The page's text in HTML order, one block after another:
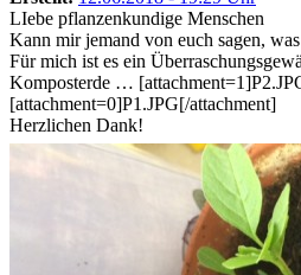
LIebe pflanzenkundige Menschen
Kann mir jemand von euch sagen,
Für mich ist es ein
Komposterde …
[attachment=0]P1.JPG[/attachment]
Herzlichen Dank!